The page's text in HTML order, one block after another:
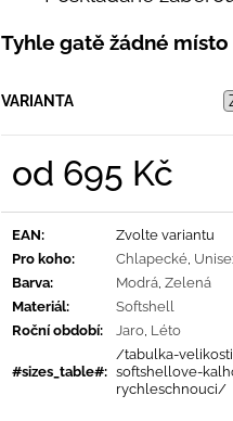
Tyhle gatě žádné
VARIANTA
od 695 Kč
EAN:
Zvolte variantu
Pro koho: Chlapecké
Barva: Modrá Zelená
Materiál:
Softshell
Roční období: Jaro Léto
#sizes_table#:
/tabulka-
softshellove-
rychleschnouci/
435 Kč